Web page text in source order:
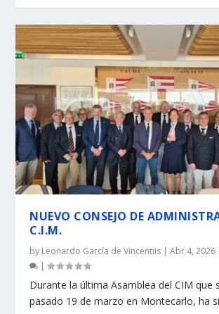
NUEVO CONSEJO DE
C.I.M.
by Leonardo García de Vincentiis |Abr 4, 2026
|
Durante la última Asamblea del CIM que
pasado 19 de marzo en Montecarlo, ha